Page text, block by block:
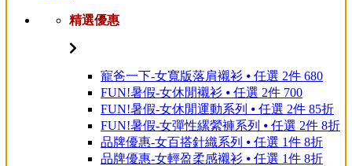
精選優惠
寵爸一下-女寬版落肩襯衫 ⦁ 任選 2件 680
FUN!暑假-女休閒襯衫 ⦁ 任選 2件 700
FUN!暑假-女休閒運動系列 ⦁ 任選 2件 85折
FUN!暑假-女彈性縲縈褲系列 ⦁ 任選 2件 8折
品牌優惠-女百搭針織系列 ⦁ 任選 1件 8折
品牌優惠-女輕盈柔感襯衫 ⦁ 任選 1件 8折